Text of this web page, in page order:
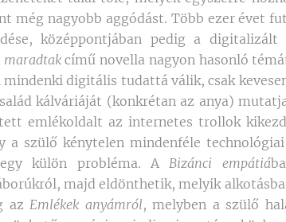
még nagyobb aggódást. Több ezer évet
középpontjában pedig a
maradtakcímű novella nagyon hasonló
digitális tudattá válik, csak
kálváriáját (konkrétan az anya)
emlékoldalt az internetes trollok
szülő kénytelen mindenféle
külön probléma. ABizánci empátiá
majd eldönthetik, melyik
az Emlékek anyámról, melyben a szülő